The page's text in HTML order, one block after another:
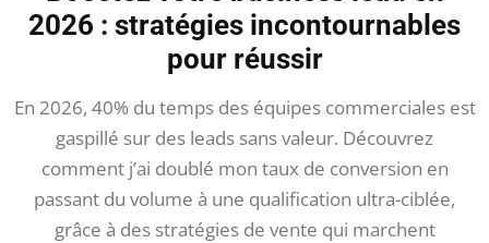
2026 : stratégies incontournables
pour réussir
En 2026, 40% du temps des équipes commerciales est
gaspillé sur des leads sans valeur. Découvrez
comment j’ai doublé mon taux de conversion en
passant du volume à une qualification ultra-ciblée,
grâce à des stratégies de vente qui marchent